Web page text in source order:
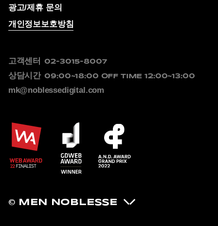
광고/제휴 문의
개인정보보호방침
고객센터 02-3015-8007
상담시간 09:00~18:00 OFF TIME 12:00~13:00
mk@noblessedigital.com
© MEN NOBLESSE